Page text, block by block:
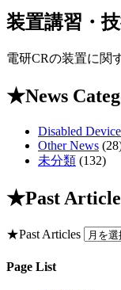
装置講習・
電研CRの装置に関
★News
Disabled Device
Other News
未分類 (132)
★Past
★Past Articles
Page List